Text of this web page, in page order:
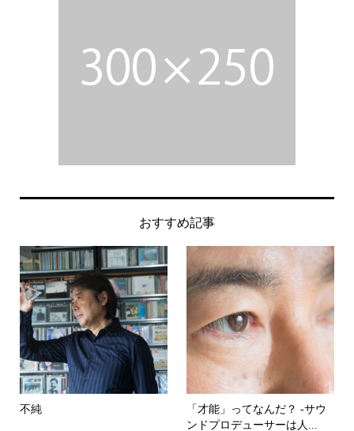
おすすめ記事
不純
「才能」ってなんだ？ -サウ
ンドプロデューサーは人...